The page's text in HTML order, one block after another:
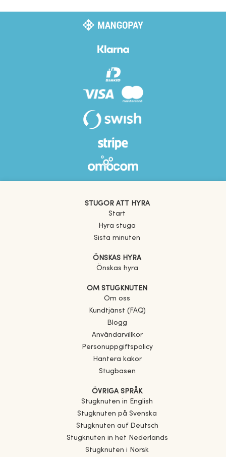
STUGOR ATT HYRA
Start
Hyra stuga
Sista minuten
ÖNSKAS HYRA
Önskas hyra
OM STUGKNUTEN
Om oss
Kundtjänst (FAQ)
Blogg
Användarvillkor
Personuppgiftspolicy
Hantera kakor
Stugbasen
ÖVRIGA SPRÅK
Stugknuten in English
Stugknuten på Svenska
Stugknuten auf Deutsch
Stugknuten in het Nederlands
Stugknuten i Norsk